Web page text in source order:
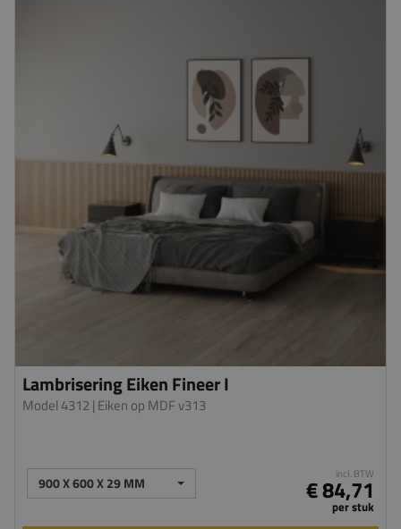
Lambrisering Eiken Fineer I
Model 4312| Eiken op MDF v313
900 X 600 X 29 MM incl. BTW
€ 84,71
per stuk